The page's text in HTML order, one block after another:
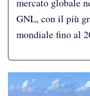
GNL, con il più
mondiale fino al